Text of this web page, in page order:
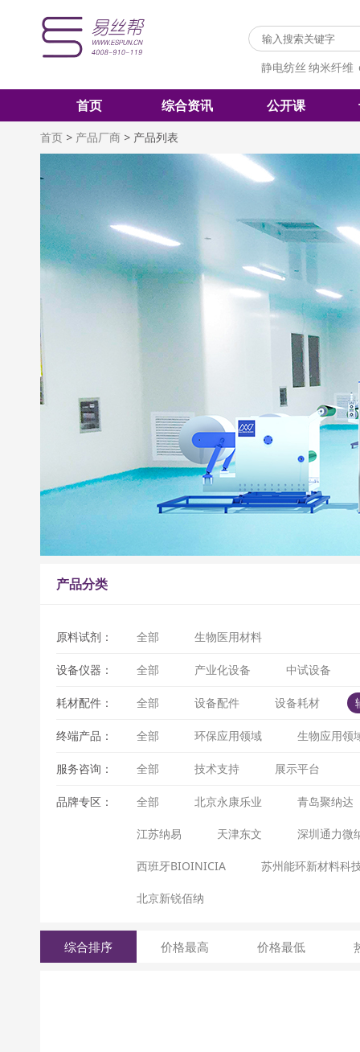
静电纺丝 纳米纤维
首页 综合资讯 公开课
首页 > 产品厂商 > 产品列表
产品分类
原料试剂： 全部 生物医用材料
设备仪器： 全部 产业化设备 中试设备
耗材配件： 全部 设备配件 设备耗材
终端产品： 全部 环保应用领域 生物应用领
服务咨询： 全部 技术支持 展示平台
品牌专区： 全部 北京永康乐业 青岛聚纳达
江苏纳易 天津东文 深圳通力微
西班牙BIOINICIA 苏州能环新材料科
北京新锐佰纳
综合排序 价格最高 价格最低